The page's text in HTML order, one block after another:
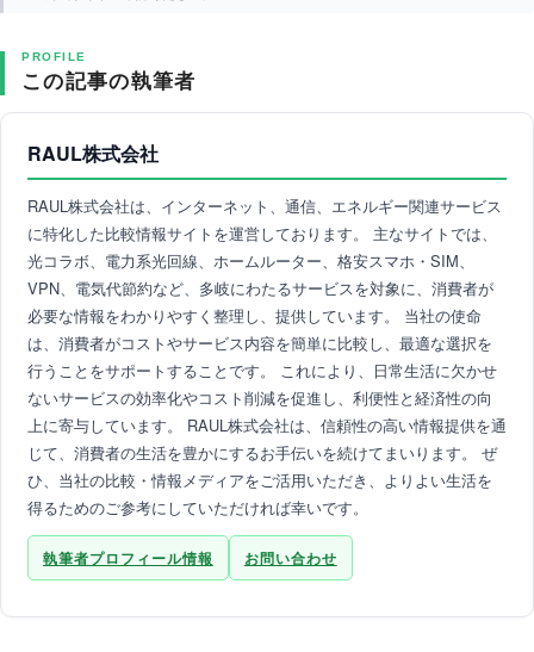
PROFILE
この記事の執筆者
RAUL株式会社
RAUL株式会社は、インターネット、通信、エネルギー関連サービス
に特化した比較情報サイトを運営しております。 主なサイトでは、
光コラボ、電力系光回線、ホームルーター、格安スマホ・SIM、
VPN、電気代節約など、多岐にわたるサービスを対象に、消費者が
必要な情報をわかりやすく整理し、提供しています。 当社の使命
は、消費者がコストやサービス内容を簡単に比較し、最適な選択を
行うことをサポートすることです。 これにより、日常生活に欠かせ
ないサービスの効率化やコスト削減を促進し、利便性と経済性の向
上に寄与しています。 RAUL株式会社は、信頼性の高い情報提供を通
じて、消費者の生活を豊かにするお手伝いを続けてまいります。 ぜ
ひ、当社の比較・情報メディアをご活用いただき、よりよい生活を
得るためのご参考にしていただければ幸いです。
執筆者プロフィール情報 お問い合わせ